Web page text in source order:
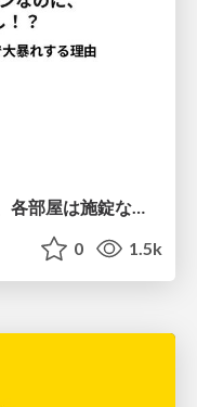
オートロックマンションなのに、各部屋は施錠なし！？ 攻撃者が組織内ネットワークで大暴れする理由 / The Front Door Is Locked, but the Rooms Are Wide Open: Why Attackers Move Freely Inside Enterprise Networks
0 1.5k